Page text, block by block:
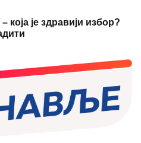
која је здравији избор?